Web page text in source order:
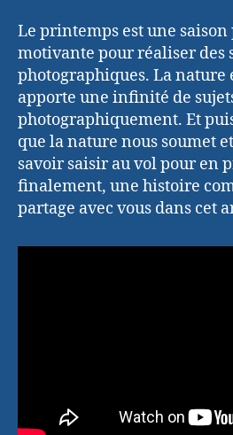
Le printemps est une
motivante pour réaliser des
photographiques. La nature
apporte une infinité de
photographiquement. Et
que la nature nous soumet
savoir saisir au vol pour en
finalement, une histoire
partage avec vous dans cet